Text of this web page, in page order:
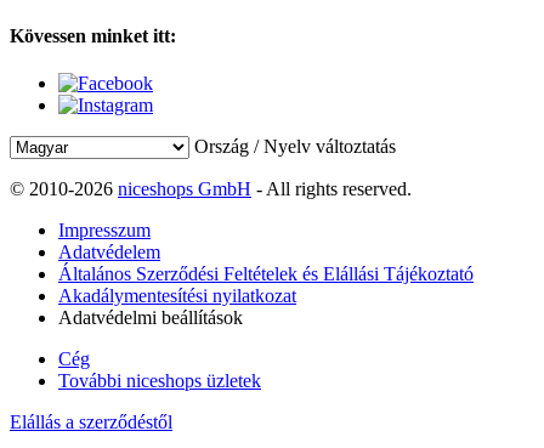
Kövessen minket itt:
Ország / Nyelv változtatás
© 2010-2026 niceshops GmbH - All rights reserved.
Impresszum
Adatvédelem
Általános Szerződési Feltételek és Elállási Tájékoztató
Akadálymentesítési nyilatkozat
Adatvédelmi beállítások
Cég
További niceshops üzletek
Elállás a szerződéstől